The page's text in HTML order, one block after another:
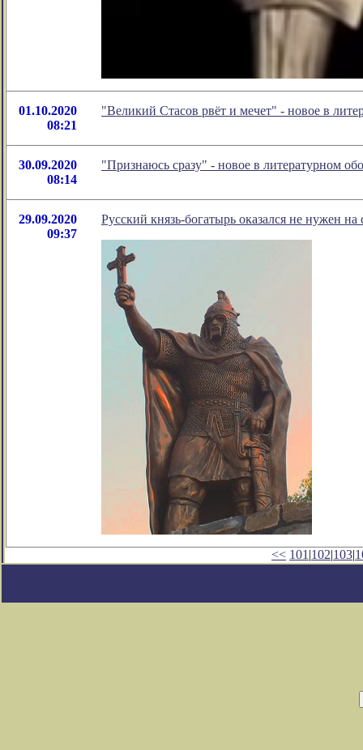
01.10.2020
08:21
"Великий Стасов рвёт и мечет" - новое в
30.09.2020
08:14
"Признаюсь сразу" - новое в литературном
29.09.2020
09:37
Русский князь-богатырь оказался не нужен на
<< 101 |102|103|